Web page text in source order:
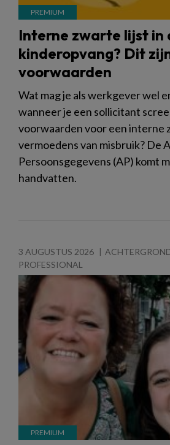
Interne zwarte lijst in
kinderopvang? Dit
voorwaarden
Wat mag je als werkgever wel
wanneer je een sollicitant
voorwaarden voor een interne
vermoedens van misbruik? De
Persoonsgegevens (AP) komt
handvatten.
3 AUGUSTUS 2026
PROFESSIONAL